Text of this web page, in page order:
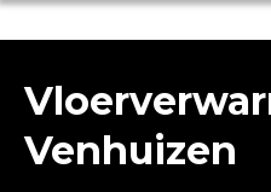
Venhuizen